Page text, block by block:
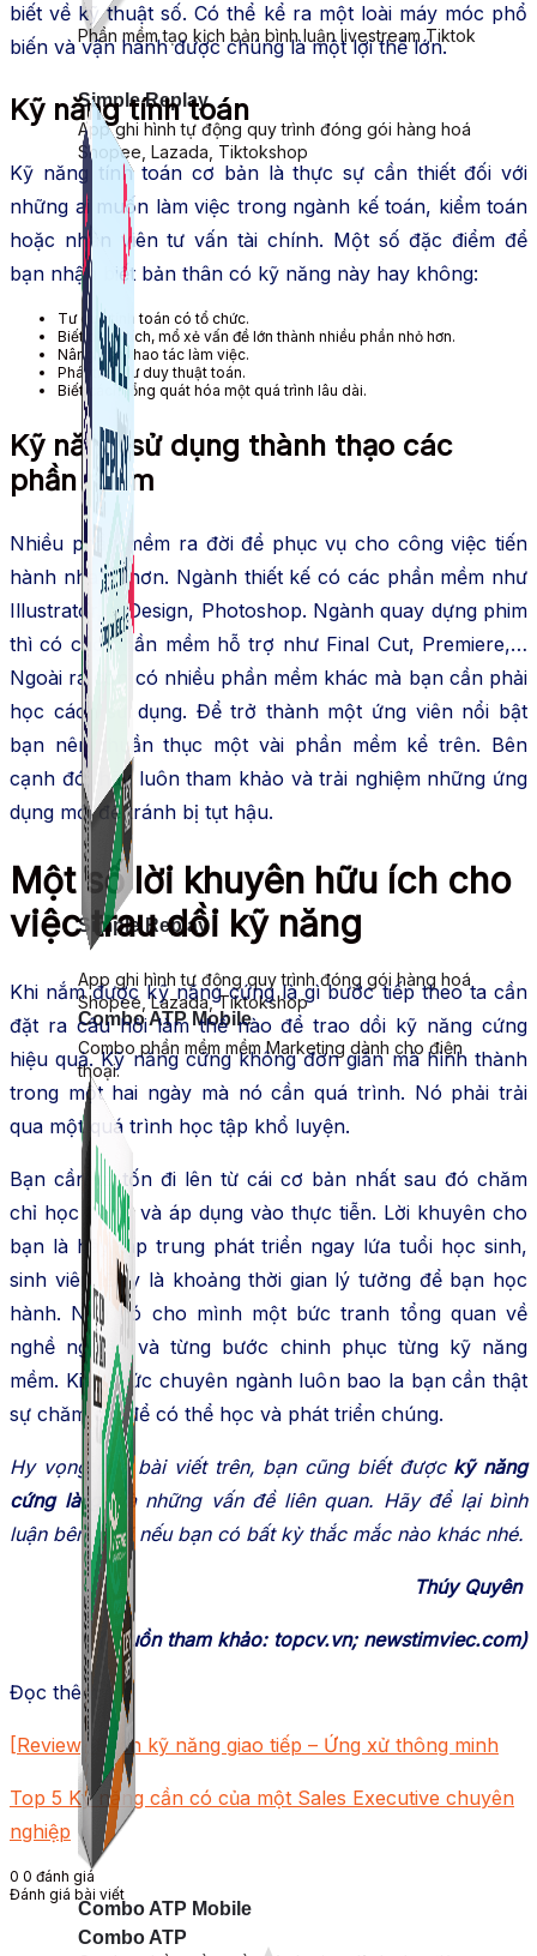
Simple Replay
App ghi hình tự động quy trình đóng gói hàng hoá
Shopee, Lazada, Tiktokshop
Combo ATP Mobile
Combo phần mềm mềm Marketing dành cho điện
thoại.
Combo ATP
Phần mềm tạo kịch bản bình luận livestream Tiktok
Simple Replay
App ghi hình tự động quy trình đóng gói hàng hoá
Shopee, Lazada, Tiktokshop
Combo ATP Mobile
biết về kỹ thuật số. Có thể kể ra một loài máy móc phổ
biến và vận hành được chúng là một lợi thế lớn.
Kỹ năng tính toán
Kỹ năng tính toán cơ bản là thực sự cần thiết đối với
những ai muốn làm việc trong ngành kế toán, kiểm toán
hoặc nhân viên tư vấn tài chính. Một số đặc điểm để
bạn nhận biết bản thân có kỹ năng này hay không:
Tư duy tính toán có tổ chức.
Biết phân tích, mổ xẻ vấn đề lớn thành nhiều phần nhỏ hơn.
Nâng cao thao tác làm việc.
Phát triển tư duy thuật toán.
Biết cách tổng quát hóa một quá trình lâu dài.
Kỹ năng sử dụng thành thạo các
phần mềm
Nhiều phần mềm ra đời để phục vụ cho công việc tiến
hành nhanh hơn. Ngành thiết kế có các phần mềm như
Illustrator, InDesign, Photoshop. Ngành quay dựng phim
thì có các phần mềm hỗ trợ như Final Cut, Premiere,…
Ngoài ra còn có nhiều phần mềm khác mà bạn cần phải
học cách sử dụng. Để trở thành một ứng viên nổi bật
bạn nên thuần thục một vài phần mềm kể trên. Bên
cạnh đó, hãy luôn tham khảo và trải nghiệm những ứng
dụng mới để tránh bị tụt hậu.
Một số lời khuyên hữu ích cho
việc trau dồi kỹ năng
Khi nắm được kỹ năng cứng là gì bước tiếp theo ta cần
đặt ra câu hỏi làm thế nào để trao dồi kỹ năng cứng
hiệu quả. Kỹ năng cứng không đơn giản mà hình thành
trong một hai ngày mà nó cần quá trình. Nó phải trải
qua một quá trình học tập khổ luyện.
Bạn cần từ tốn đi lên từ cái cơ bản nhất sau đó chăm
chỉ học hành và áp dụng vào thực tiễn. Lời khuyên cho
bạn là hãy tập trung phát triển ngay lứa tuổi học sinh,
sinh viên. Đây là khoảng thời gian lý tưởng để bạn học
hành. Nên có cho mình một bức tranh tổng quan về
nghề nghiệp và từng bước chinh phục từng kỹ năng
mềm. Kiến thức chuyên ngành luôn bao la bạn cần thật
sự chăm chỉ để có thể học và phát triển chúng.
Hy vọng qua bài viết trên, bạn cũng biết được kỹ năng
cứng là gì và những vấn đề liên quan. Hãy để lại bình
luận bên dưới nếu bạn có bất kỳ thắc mắc nào khác nhé.
Thúy Quyên
(nguồn tham khảo: topcv.vn; newstimviec.com)
Đọc thêm
[Review] Sách kỹ năng giao tiếp – Ứng xử thông minh
Top 5 Kỹ năng cần có của một Sales Executive chuyên
nghiệp
0 0 đánh giá
Đánh giá bài viết